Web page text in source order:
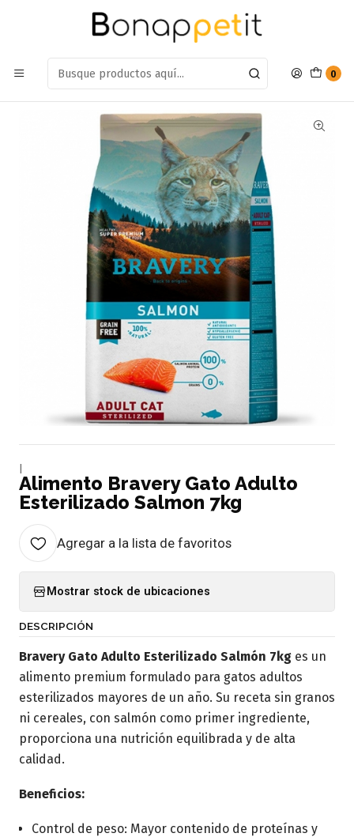
0
Estamos en: Antumalal 612, Quilicura Míranos en Maps
Alimento Bravery Gato Adulto Esterilizado Salmon 7kg
Alimento Bravery Gato Adulto
Esterilizado Salmon 7kg
Agregar a la lista de favoritos
Mostrar stock de ubicaciones
DESCRIPCIÓN
Bravery Gato Adulto Esterilizado Salmón 7kg es un
alimento premium formulado para gatos adultos
esterilizados mayores de un año. Su receta sin granos
ni cereales, con salmón como primer ingrediente,
proporciona una nutrición equilibrada y de alta
calidad.
Beneficios:
Control de peso: Mayor contenido de proteínas y